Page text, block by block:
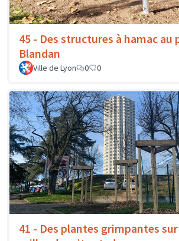
45 - Des structures à hamac au
Blandan
Ville de Lyon 0 0
41 - Des plantes grimpantes